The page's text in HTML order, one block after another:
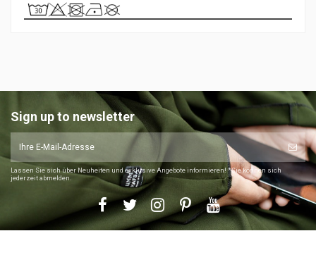
Sign up to newsletter
Lassen Sie sich über Neuheiten und exklusive Angebote informieren! *Sie können sich
jederzeit abmelden.